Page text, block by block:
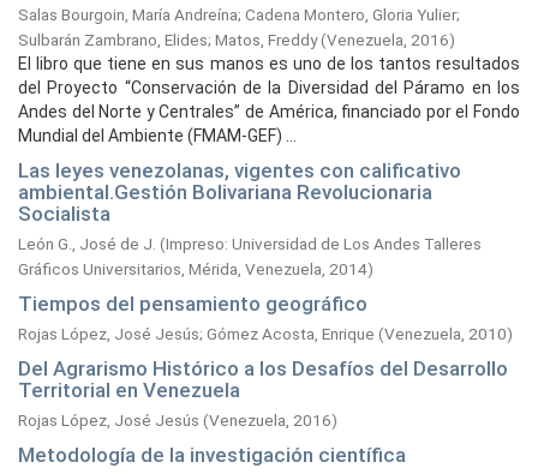
Salas Bourgoin, María Andreína; Cadena Montero, Gloria Yulier;
Sulbarán Zambrano, Elides; Matos, Freddy(Venezuela, 2016)
El libro que tiene en sus manos es uno de los tantos resultados
del Proyecto “Conservación de la Diversidad del Páramo en los
Andes del Norte y Centrales” de América, financiado por el Fondo
Mundial del Ambiente (FMAM-GEF) ...
Las leyes venezolanas, vigentes con calificativo
ambiental.Gestión Bolivariana Revolucionaria
Socialista
León G., José de J. (Impreso: Universidad de Los Andes Talleres
Gráficos Universitarios, Mérida, Venezuela, 2014)
Tiempos del pensamiento geográfico
Rojas López, José Jesús; Gómez Acosta, Enrique (Venezuela, 2010)
Del Agrarismo Histórico a los Desafíos del Desarrollo
Territorial en Venezuela
Rojas López, José Jesús (Venezuela, 2016)
Metodología de la investigación científica